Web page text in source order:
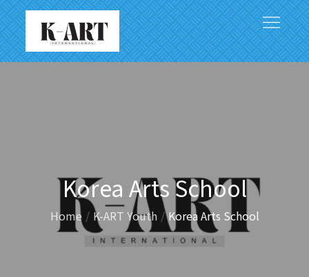
Skip
to
content
アジアと世界をつなぐ文化芸術の架け橋
Korea Arts School
Home K-ART Youth Korea Arts School